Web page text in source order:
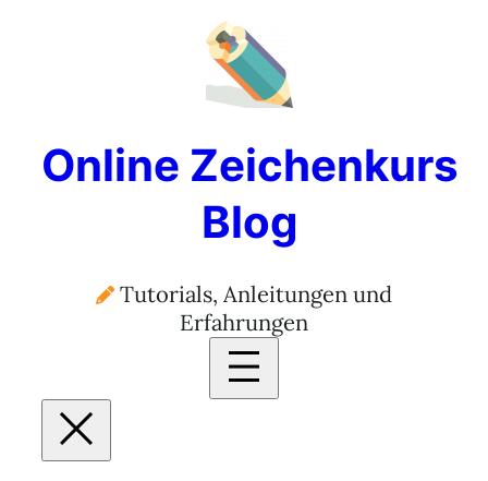
Online Zeichenkurs
Blog
Tutorials, Anleitungen und
Erfahrungen